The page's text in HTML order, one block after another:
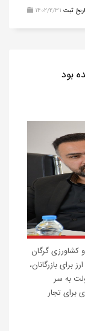
1402/2/31 ثبت
بود
کشاورزی گرگان
برای بازرگانان،
به سر
برای تجار